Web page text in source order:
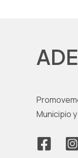
Municipio